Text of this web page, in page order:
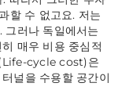
할 수 없고요. 저는
그러나 독일에서는
매우 비용 중심적
(Life-cycle cost)은
널을 수용할 공간이